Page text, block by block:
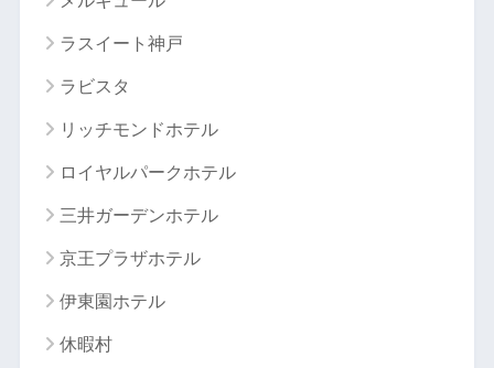
ラスイート神戸
ラビスタ
リッチモンドホテル
ロイヤルパークホテル
三井ガーデンホテル
京王プラザホテル
伊東園ホテル
休暇村